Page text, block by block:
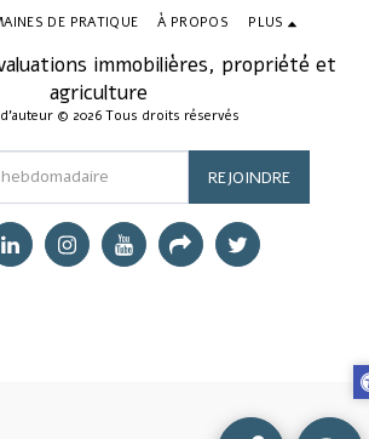
immobilières, propriété et
agriculture
© 2026 Tous droits réservés
DE PRATIQUE À PROPOS PLUS
REJOINDRE